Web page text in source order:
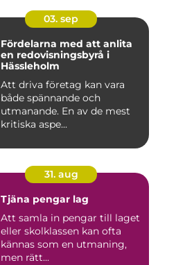
03. sep
Fördelarna med att anlita
en redovisningsbyrå i
Hässleholm
Att driva företag kan vara
både spännande och
utmanande. En av de mest
kritiska aspe...
31. aug
Tjäna pengar lag
Att samla in pengar till laget
eller skolklassen kan ofta
kännas som en utmaning,
men rätt...